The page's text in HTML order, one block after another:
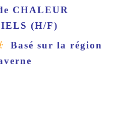
CHALEUR
(H/F)
Basé sur la région